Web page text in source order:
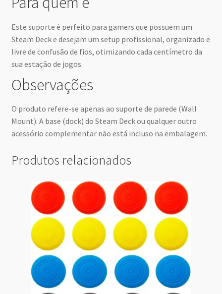
Este suporte é perfeito para gamers que possuem um
Steam Deck e desejam um setup profissional, organizado e
livre de confusão de fios, otimizando cada centímetro da
sua estação de jogos.
Observações
O produto refere-se apenas ao suporte de parede (Wall
Mount). A base (dock) do Steam Deck ou qualquer outro
acessório complementar não está incluso na embalagem.
Produtos relacionados